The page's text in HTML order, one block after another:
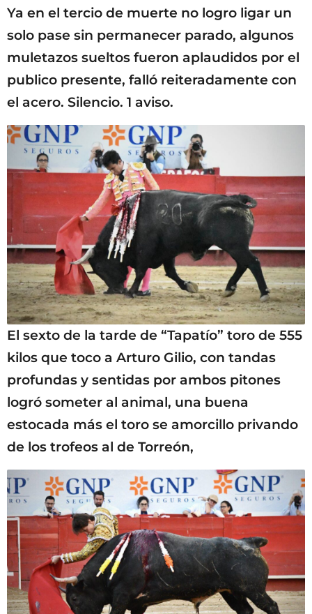
Ya en el tercio de muerte no logro ligar un
solo pase sin permanecer parado, algunos
muletazos sueltos fueron aplaudidos por el
publico presente, falló reiteradamente con
el acero. Silencio. 1 aviso.
El sexto de la tarde de “Tapatío” toro de 555
kilos que toco a Arturo Gilio, con tandas
profundas y sentidas por ambos pitones
logró someter al animal, una buena
estocada más el toro se amorcillo privando
de los trofeos al de Torreón,